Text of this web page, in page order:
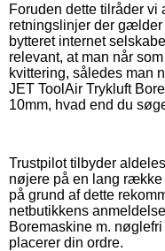
Foruden dette tilråder
retningslinjer der gælder
bytteret internet
relevant, at man når
kvittering, således man
JET ToolAir Trykluft
10mm, hvad end du
Trustpilot tilbyder
nøjere på en lang
på grund af dette
netbutikkens
Boremaskine m.
placerer din ordre.